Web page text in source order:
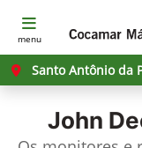
menu
Santo Antônio da
John